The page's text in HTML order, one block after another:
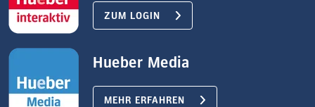
ZUM LOGIN
Hueber Media
MEHR ERFAHREN